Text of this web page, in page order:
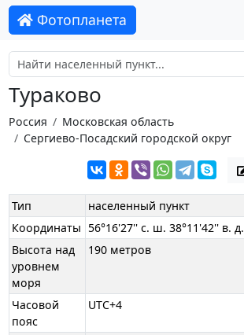
Фотопланета
Тураково
Россия
Московская область
Сергиево-Посадский городской округ
Тип
населенный пункт
Координаты 56°16'27'' с. ш. 38°11'42'' в. д.
Высота над
уровнем
моря
190 метров
Часовой
пояс
UTC+4